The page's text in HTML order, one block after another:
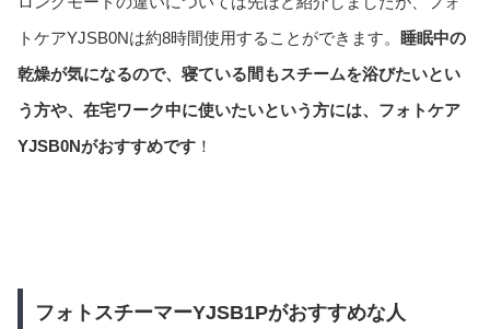
トケアYJSB0Nは約8時間使用することができます。
睡眠中の
乾燥が気になるので、寝ている間もスチームを浴びたいとい
う方や、在宅ワーク中に使いたいという方には、フォトケア
YJSB0Nがおすすめです ！
フォトスチーマーYJSB1Pがおすすめな人